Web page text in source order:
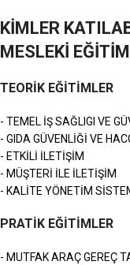
KİMLER
MESLEKİ
TEORİK EĞİTİMLER
- TEMEL İŞ SAĞLIGI VE
- GIDA GÜVENLİĞİ VE
- ETKİLİ İLETİŞİM
- MÜŞTERİ İLE İLETİŞİM
- KALİTE YÖNETİM
PRATİK EĞİTİMLER
- MUTFAK ARAÇ GEREÇ